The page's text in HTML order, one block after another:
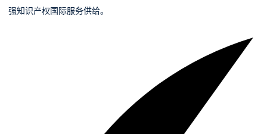
强知识产权国际服务供给。